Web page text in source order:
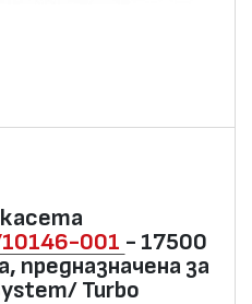
001 - 17500
предназначена за
Turbo